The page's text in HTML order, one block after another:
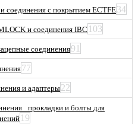
соединения с покрытием ECTFE34
и соединения IBC 103
соединения91
77
и адаптеры22
прокладки и болты для
19